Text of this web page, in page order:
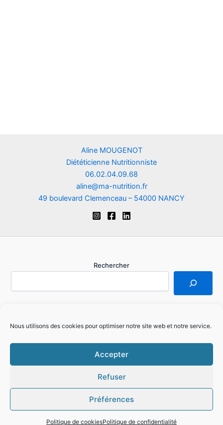
Nous utilisons des cookies pour optimiser notre site web et notre service.
Accepter
Refuser
Préférences
Politique de cookiesPolitique de confidentialité
Aline MOUGENOT
Diététicienne Nutritionniste
06.02.04.09.68
aline@ma-nutrition.fr
49 boulevard Clemenceau – 54000 NANCY
Rechercher
Politique de cookies (EU)
Copyright © 2026 Aline Mougenot | Propulsé par